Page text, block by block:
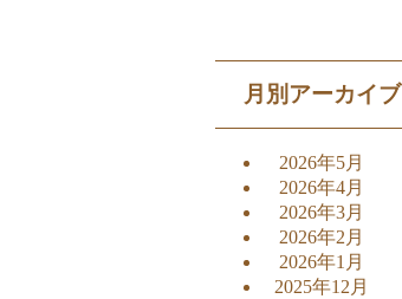
月別アーカイブ
2026年5月
2026年4月
2026年3月
2026年2月
2026年1月
2025年12月